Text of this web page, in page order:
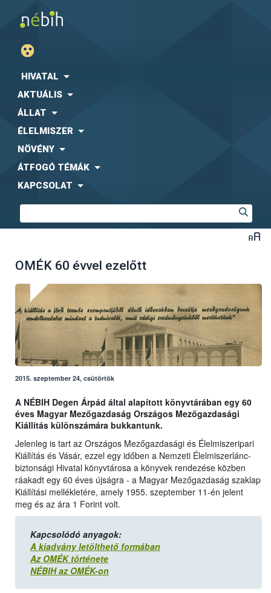
HIVATAL
AKTUÁLIS
ÁLLAT
ÉLELMISZER
NÖVÉNY
ÁTFOGÓ TÉMÁK
KAPCSOLAT
OMÉK 60 évvel ezelőtt
2015. szeptember 24, csütörtök
A NÉBIH Degen Árpád által alapított könyvtárában egy 60
éves Magyar Mezőgazdaság Országos Mezőgazdasági
Kiállítás különszámára bukkantunk.
Jelenleg is tart az Országos Mezőgazdasági és Élelmiszeripari
Kiállítás és Vásár, ezzel egy időben a Nemzeti Élelmiszerlánc-
biztonsági Hivatal könyvtárosa a könyvek rendezése közben
ráakadt egy 60 éves újságra - a Magyar Mezőgazdaság szaklap
Kiállítási mellékletére, amely 1955. szeptember 11-én jelent
meg és az ára 1 Forint volt.
Kapcsolódó anyagok:
A kiadvány letölthető formában
Az OMÉK története
NÉBIH az OMÉK-on